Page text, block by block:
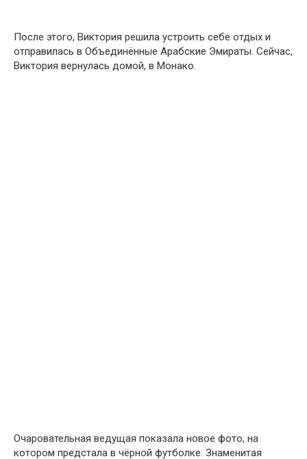
После этого, Виктория решила устроить себе отдых и
отправилась в Объединённые Арабские Эмираты. Сейчас,
Виктория вернулась домой, в Монако.
Очаровательная ведущая показала новое фото, на
котором предстала в чёрной футболке. Знаменитая